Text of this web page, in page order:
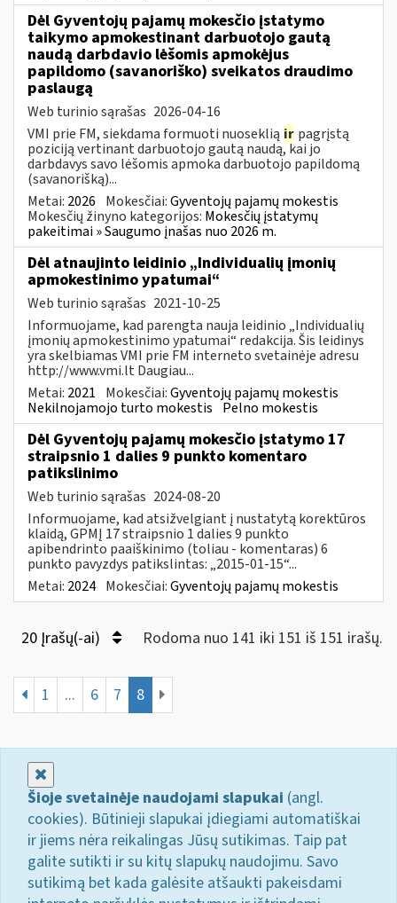
Dėl Gyventojų pajamų mokesčio įstatymo
taikymo apmokestinant darbuotojo gautą
naudą darbdavio lėšomis apmokėjus
papildomo (savanoriško) sveikatos draudimo
paslaugą
Web turinio sąrašas 2026-04-16
VMI prie FM, siekdama formuoti nuoseklią ir pagrįstą
poziciją vertinant darbuotojo gautą naudą, kai jo
darbdavys savo lėšomis apmoka darbuotojo papildomą
(savanorišką)...
Metai: 2026 Mokesčiai:Gyventojų pajamų mokestis
Mokesčių žinyno kategorijos: Mokesčių įstatymų
pakeitimai » Saugumo įnašas nuo 2026 m.
Dėl atnaujinto leidinio „Individualių įmonių
apmokestinimo ypatumai“
Web turinio sąrašas 2021-10-25
Informuojame, kad parengta nauja leidinio „Individualių
įmonių apmokestinimo ypatumai“ redakcija. Šis leidinys
yra skelbiamas VMI prie FM interneto svetainėje adresu
http://www.vmi.lt Daugiau...
Metai: 2021 Mokesčiai:Gyventojų pajamų mokestis
Nekilnojamojo turto mokestis Pelno mokestis
Dėl Gyventojų pajamų mokesčio įstatymo 17
straipsnio 1 dalies 9 punkto komentaro
patikslinimo
Web turinio sąrašas 2024-08-20
Informuojame, kad atsižvelgiant į nustatytą korektūros
klaidą, GPMĮ 17 straipsnio 1 dalies 9 punkto
apibendrinto paaiškinimo (toliau - komentaras) 6
punkto pavyzdys patikslintas: „2015-01-15“...
Metai: 2024 Mokesčiai:Gyventojų pajamų mokestis
20 Įrašų(-ai) Rodoma nuo 141 iki 151 iš 151 irašų.
1 ... 6 7 8
Šioje svetainėje naudojami slapukai (angl.
cookies). Būtinieji slapukai įdiegiami automatiškai
ir jiems nėra reikalingas Jūsų sutikimas. Taip pat
galite sutikti ir su kitų slapukų naudojimu. Savo
sutikimą bet kada galėsite atšaukti pakeisdami